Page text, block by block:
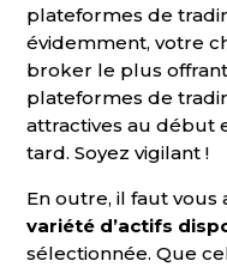
plateformes de
évidemment, votre
broker le plus
plateformes de
attractives au début
tard. Soyez vigilant !
En outre, il faut vous
variété d’actifs
sélectionnée. Que